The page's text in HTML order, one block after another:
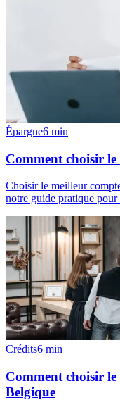
Épargne6 min
Comment choisir
Choisir le meilleur
notre guide pratique
Crédits6 min
Comment choisir
Belgique